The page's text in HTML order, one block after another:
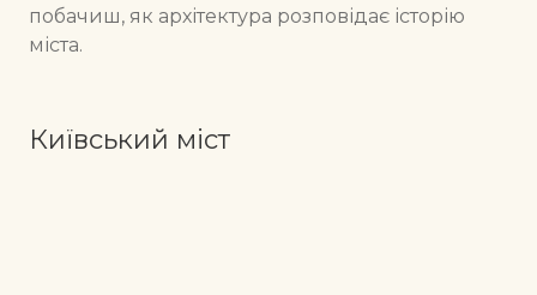
побачиш, як архітектура розповідає історію
міста.
Київський міст